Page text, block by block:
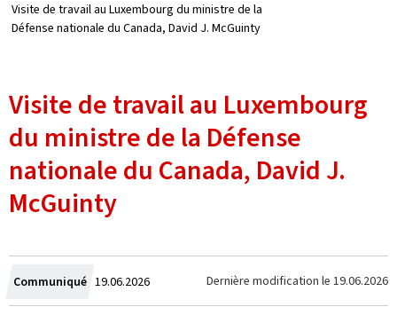
Visite de travail au Luxembourg du ministre de la
Défense nationale du Canada, David J. McGuinty
Visite de travail au Luxembourg
du ministre de la Défense
nationale du Canada, David J.
McGuinty
Communiqué Crée
le
19.06.2026 Dernière modification le 19.06.2026